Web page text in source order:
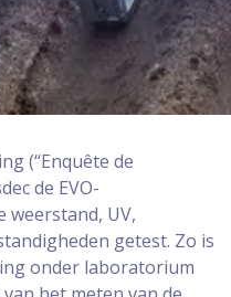
(“Enquête de
de EVO-
weerstand, UV,
getest. Zo is
onder laboratorium